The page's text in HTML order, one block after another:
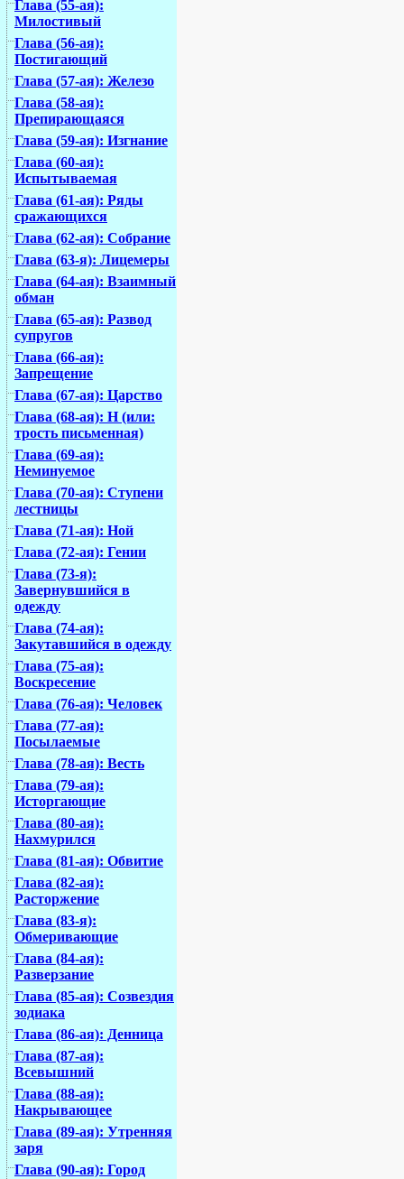
Глава (55-ая):
Милостивый
Глава (56-ая):
Постигающий
Глава (57-ая): Железо
Глава (58-ая):
Препирающаяся
Глава (59-ая): Изгнание
Глава (60-ая):
Испытываемая
Глава (61-ая): Ряды
сражающихся
Глава (62-ая): Собрание
Глава (63-я): Лицемеры
Глава (64-ая): Взаимный
обман
Глава (65-ая): Развод
супругов
Глава (66-ая):
Запрещение
Глава (67-ая): Царство
Глава (68-ая): Н (или:
трость письменная)
Глава (69-ая):
Неминуемое
Глава (70-ая): Ступени
лестницы
Глава (71-ая): Ной
Глава (72-ая): Гении
Глава (73-я):
Завернувшийся в
одежду
Глава (74-ая):
Закутавшийся в одежду
Глава (75-ая):
Воскресение
Глава (76-ая): Человек
Глава (77-ая):
Посылаемые
Глава (78-ая): Весть
Глава (79-ая):
Исторгающие
Глава (80-ая):
Нахмурился
Глава (81-ая): Обвитие
Глава (82-ая):
Расторжение
Глава (83-я):
Обмеривающие
Глава (84-ая):
Разверзание
Глава (85-ая): Созвездия
зодиака
Глава (86-ая): Денница
Глава (87-ая):
Всевышний
Глава (88-ая):
Накрывающее
Глава (89-ая): Утренняя
заря
Глава (90-ая): Город